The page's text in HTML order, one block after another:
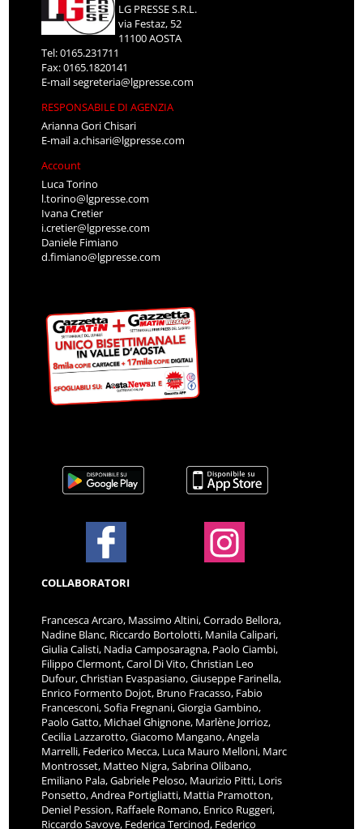
LG PRESSE S.R.L.
via Festaz, 52
11100 AOSTA
Tel: 0165.231711
Fax: 0165.1820141
E-mailsegreteria@lgpresse.com
RESPONSABILE DI AGENZIA
Arianna Gori Chisari
E-maila.chisari@lgpresse.com
Account
Luca Torino
l.torino@lgpresse.com
Ivana Cretier
i.cretier@lgpresse.com
Daniele Fimiano
d.fimiano@lgpresse.com
COLLABORATORI
Francesca Arcaro, Massimo Altini, Corrado Bellora,
Nadine Blanc, Riccardo Bortolotti, Manila Calipari,
Giulia Calisti, Nadia Camposaragna, Paolo Ciambi,
Filippo Clermont, Carol Di Vito, Christian Leo
Dufour, Christian Evaspasiano, Giuseppe Farinella,
Enrico Formento Dojot, Bruno Fracasso, Fabio
Francesconi, Sofia Fregnani, Giorgia Gambino,
Paolo Gatto, Michael Ghignone, Marlène Jorrioz,
Cecilia Lazzarotto, Giacomo Mangano, Angela
Marrelli, Federico Mecca, Luca Mauro Melloni, Marc
Montrosset, Matteo Nigra, Sabrina Olibano,
Emiliano Pala, Gabriele Peloso, Maurizio Pitti, Loris
Ponsetto, Andrea Portigliatti, Mattia Pramotton,
Deniel Pession, Raffaele Romano, Enrico Ruggeri,
Riccardo Savoye, Federica Tercinod, Federico